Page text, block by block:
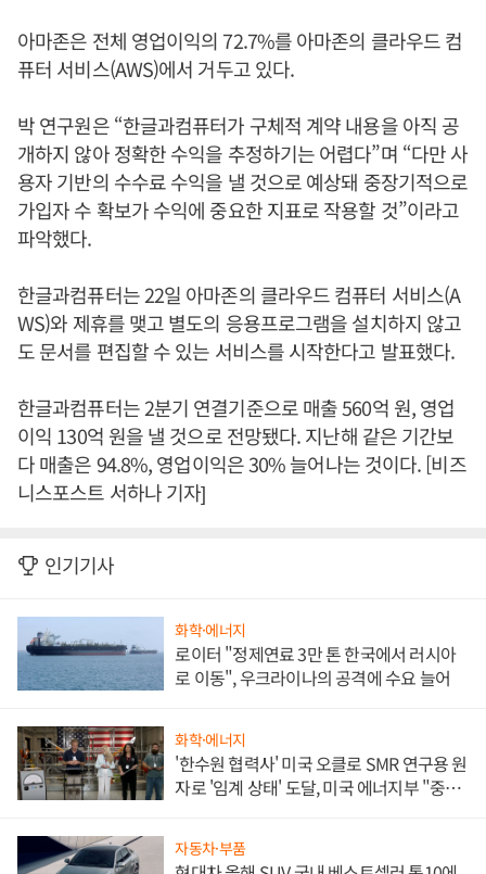
아마존은 전체 영업이익의 72.7%를 아마존의 클라우드 컴
퓨터 서비스(AWS)에서 거두고 있다.
박 연구원은 “한글과컴퓨터가 구체적 계약 내용을 아직 공
개하지 않아 정확한 수익을 추정하기는 어렵다”며 “다만 사
용자 기반의 수수료 수익을 낼 것으로 예상돼 중장기적으로
가입자 수 확보가 수익에 중요한 지표로 작용할 것”이라고
파악했다.
한글과컴퓨터는 22일 아마존의 클라우드 컴퓨터 서비스(A
WS)와 제휴를 맺고 별도의 응용프로그램을 설치하지 않고
도 문서를 편집할 수 있는 서비스를 시작한다고 발표했다.
한글과컴퓨터는 2분기 연결기준으로 매출 560억 원, 영업
이익 130억 원을 낼 것으로 전망됐다. 지난해 같은 기간보
다 매출은 94.8%, 영업이익은 30% 늘어나는 것이다. [비즈
니스포스트 서하나 기자]
인기기사
화학·에너지
로이터 "정제연료 3만 톤 한국에서 러시아
로 이동", 우크라이나의 공격에 수요 늘어
화학·에너지
'한수원 협력사' 미국 오클로 SMR 연구용 원
자로 '임계 상태' 도달, 미국 에너지부 "중요
자동차·부품